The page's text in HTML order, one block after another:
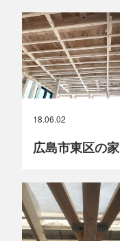
18.06.02
広島市東区の家